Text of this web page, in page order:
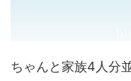
ちゃんと家族4人分